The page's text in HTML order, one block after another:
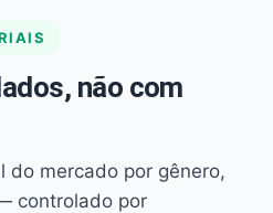
não com
do mercado por gênero,
controlado por